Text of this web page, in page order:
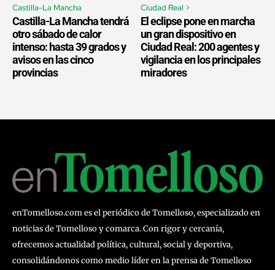
Castilla-La Mancha
Castilla-La Mancha tendrá
otro sábado de calor
intenso: hasta 39 grados y
avisos en las cinco
provincias
Ciudad Real >
El eclipse pone en marcha
un gran dispositivo en
Ciudad Real: 200 agentes y
vigilancia en los principales
miradores
enTomelloso.com es el periódico de Tomelloso, especializado en
noticias de Tomelloso y comarca. Con rigor y cercanía,
ofrecemos actualidad política, cultural, social y deportiva,
consolidándonos como medio líder en la prensa de Tomelloso